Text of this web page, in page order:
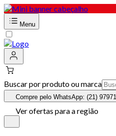
Menu
Buscar por produto ou marca
Compre pelo WhatsApp: (21)
Ver ofertas para a região